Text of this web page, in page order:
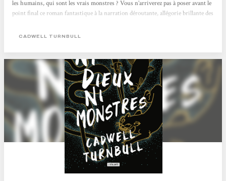
les humains, qui sont les vrais monstres ? Vous n’arriverez pas à poser avant le
point final ce roman fantastique à la narration déroutante, allégorie brillante des
CADWELL TURNBULL